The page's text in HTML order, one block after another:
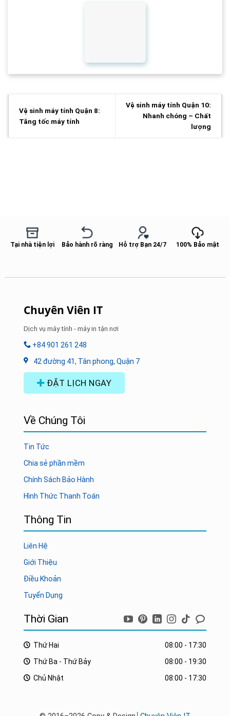
Vệ sinh máy tính Quận 8:
Tăng tốc máy tính
Vệ sinh máy tính Quận 10:
Nhanh chóng – Chất
lượng
Tại nhà tiện lợi Bảo hành rõ ràng Hỗ trợ Bạn 24/7 100% Bảo mật
Chuyên Viên IT
Dịch vụ máy tính - máy in tận nơi
+84 901 261 248
42 đường 41, Tân phong, Quận 7
ĐẶT LỊCH NGAY
Về Chúng Tôi
Tin Tức
Chia sẻ phần mềm
Chính Sách Bảo Hành
Hình Thức Thanh Toán
Thông Tin
Liên Hệ
Giới Thiệu
Điều Khoản
Tuyển Dụng
Thời Gian
Thứ Hai
08:00 - 17:30
Thứ Ba - Thứ Bảy
08:00 - 19:30
Chủ Nhật
08:00 - 17:30